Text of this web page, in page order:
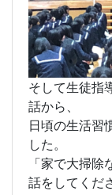
「受験勉強
そして生徒
話から、